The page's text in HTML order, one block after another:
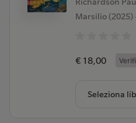
Marsilio (2025)
€ 18,00
Seleziona